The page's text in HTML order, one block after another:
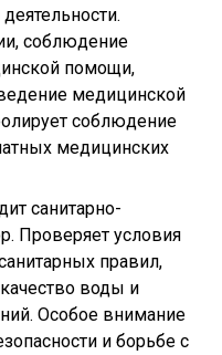
соблюдение
помощи,
медицинской
соблюдение
медицинских
санитарно-
Проверяет условия
правил,
воды и
Особое внимание
и борьбе с